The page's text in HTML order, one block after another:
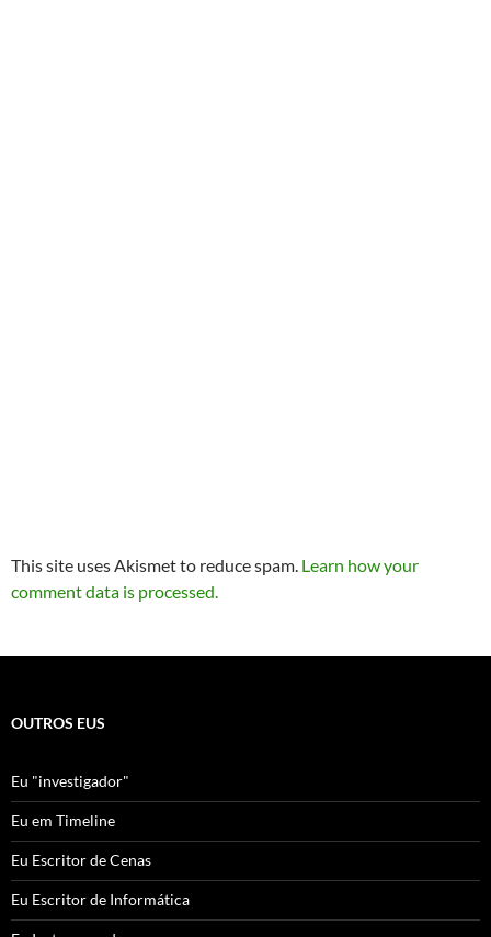
This site uses Akismet to reduce spam. Learn how your
comment data is processed.
OUTROS EUS
Eu "investigador"
Eu em Timeline
Eu Escritor de Cenas
Eu Escritor de Informática